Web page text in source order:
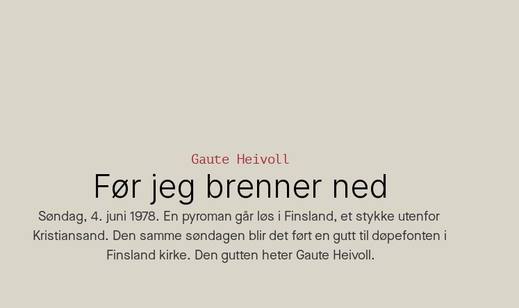
Gaute Heivoll
Før jeg brenner ned
Søndag, 4. juni 1978. En pyroman går løs i Finsland, et stykke utenfor
Kristiansand. Den samme søndagen blir det ført en gutt til døpefonten i
Finsland kirke. Den gutten heter Gaute Heivoll.